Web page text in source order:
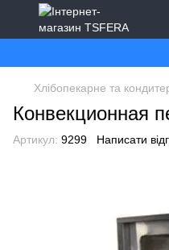
Хлібопекарне та
Конвекционная
Артикул: 9299 Написати